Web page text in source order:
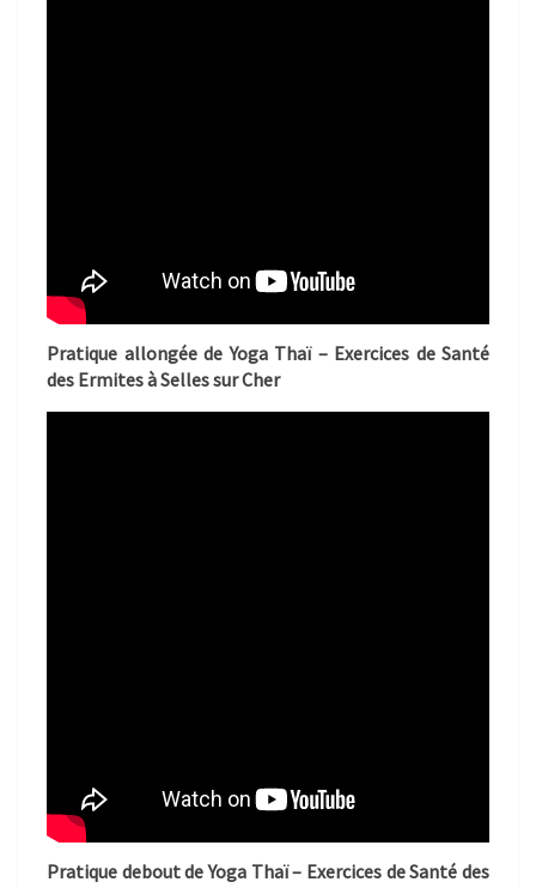
Pratique allongée de Yoga Thaï – Exercices de Santé
des Ermites à Selles sur Cher
Pratique debout de Yoga Thaï – Exercices de Santé des